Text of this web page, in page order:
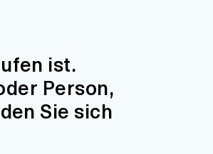
ist.
Person,
Sie sich